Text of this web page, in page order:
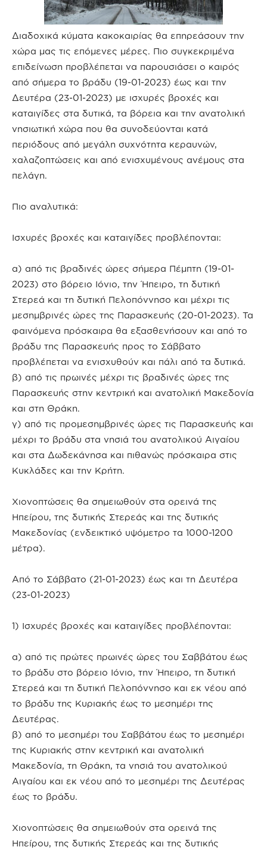
Διαδοχικά κύματα κακοκαιρίας θα επηρεάσουν την
χώρα μας τις επόμενες μέρες. Πιο συγκεκριμένα
επιδείνωση προβλέπεται να παρουσιάσει ο καιρός
από σήμερα το βράδυ (19-01-2023) έως και την
Δευτέρα (23-01-2023) με ισχυρές βροχές και
καταιγίδες στα δυτικά, τα βόρεια και την ανατολική
νησιωτική χώρα που θα συνοδεύονται κατά
περιόδους από μεγάλη συχνότητα κεραυνών,
χαλαζοπτώσεις και από ενισχυμένους ανέμους στα
πελάγη.
Πιο αναλυτικά:
Ισχυρές βροχές και καταιγίδες προβλέπονται:
α) από τις βραδινές ώρες σήμερα Πέμπτη (19-01-
2023) στο βόρειο Ιόνιο, την Ήπειρο, τη δυτική
Στερεά και τη δυτική Πελοπόννησο και μέχρι τις
μεσημβρινές ώρες της Παρασκευής (20-01-2023). Τα
φαινόμενα πρόσκαιρα θα εξασθενήσουν και από το
βράδυ της Παρασκευής προς το Σάββατο
προβλέπεται να ενισχυθούν και πάλι από τα δυτικά.
β) από τις πρωινές μέχρι τις βραδινές ώρες της
Παρασκευής στην κεντρική και ανατολική Μακεδονία
και στη Θράκη.
γ) από τις προμεσημβρινές ώρες τις Παρασκευής και
μέχρι το βράδυ στα νησιά του ανατολικού Αιγαίου
και στα Δωδεκάνησα και πιθανώς πρόσκαιρα στις
Κυκλάδες και την Κρήτη.
Χιονοπτώσεις θα σημειωθούν στα ορεινά της
Ηπείρου, της δυτικής Στερεάς και της δυτικής
Μακεδονίας (ενδεικτικό υψόμετρο τα 1000-1200
μέτρα).
Από το Σάββατο (21-01-2023) έως και τη Δευτέρα
(23-01-2023)
1) Ισχυρές βροχές και καταιγίδες προβλέπονται:
α) από τις πρώτες πρωινές ώρες του Σαββάτου έως
το βράδυ στο βόρειο Ιόνιο, την Ήπειρο, τη δυτική
Στερεά και τη δυτική Πελοπόννησο και εκ νέου από
το βράδυ της Κυριακής έως το μεσημέρι της
Δευτέρας.
β) από το μεσημέρι του Σαββάτου έως το μεσημέρι
της Κυριακής στην κεντρική και ανατολική
Μακεδονία, τη Θράκη, τα νησιά του ανατολικού
Αιγαίου και εκ νέου από το μεσημέρι της Δευτέρας
έως το βράδυ.
Χιονοπτώσεις θα σημειωθούν στα ορεινά της
Ηπείρου, της δυτικής Στερεάς και της δυτικής